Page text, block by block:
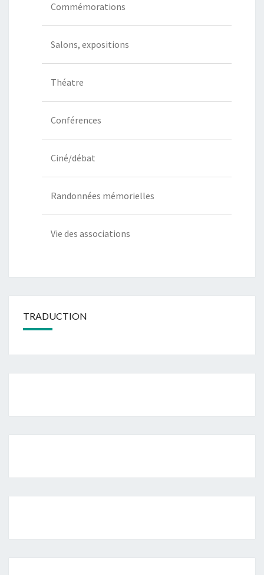
Commémorations
Salons, expositions
Théatre
Conférences
Ciné/débat
Randonnées mémorielles
Vie des associations
TRADUCTION